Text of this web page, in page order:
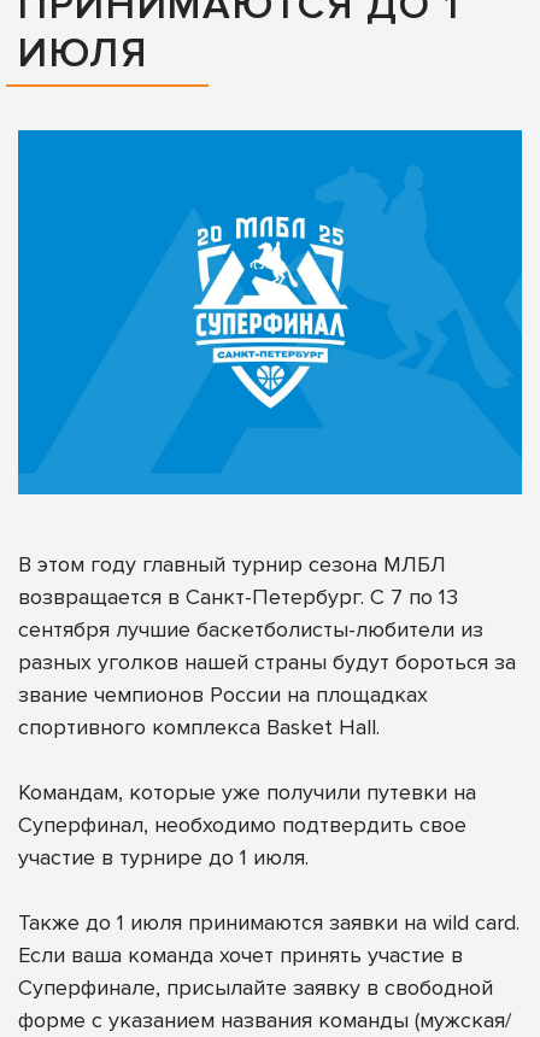
ИЮЛЯ
В этом году главный турнир сезона МЛБЛ
возвращается в Санкт-Петербург. С 7 по 13
сентября лучшие баскетболисты-любители из
разных уголков нашей страны будут бороться за
звание чемпионов России на площадках
спортивного комплекса Basket Hall.
Командам, которые уже получили путевки на
Суперфинал, необходимо подтвердить свое
участие в турнире до 1 июля.
Также до 1 июля принимаются заявки на wild card.
Если ваша команда хочет принять участие в
Суперфинале, присылайте заявку в свободной
форме с указанием названия команды (мужская/